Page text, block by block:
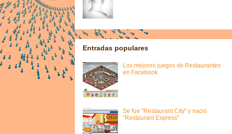
Entradas populares
Los mejores juegos de Restaurantes
en Facebook
Se fue "Restaurant City" y nació
"Restaurant Express"